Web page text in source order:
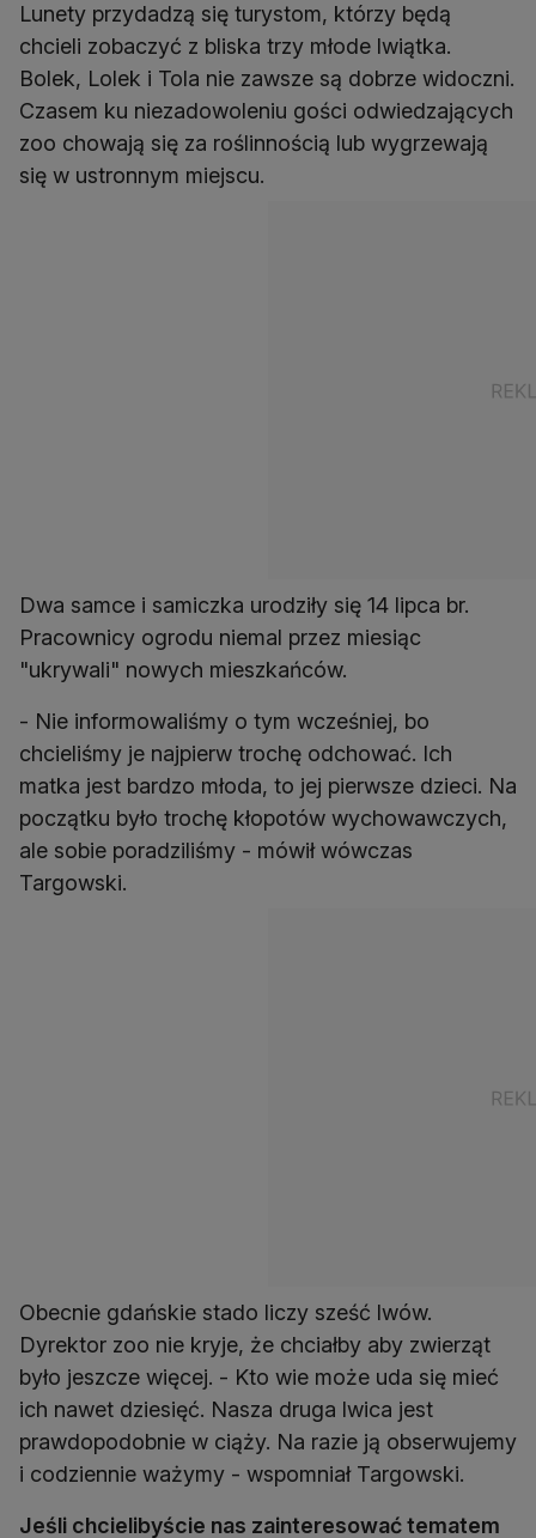
Lunety przydadzą się turystom, którzy będą
chcieli zobaczyć z bliska trzy młode lwiątka.
Bolek, Lolek i Tola nie zawsze są dobrze widoczni.
Czasem ku niezadowoleniu gości odwiedzających
zoo chowają się za roślinnością lub wygrzewają
się w ustronnym miejscu.
Dwa samce i samiczka urodziły się 14 lipca br.
Pracownicy ogrodu niemal przez miesiąc
"ukrywali" nowych mieszkańców.
- Nie informowaliśmy o tym wcześniej, bo
chcieliśmy je najpierw trochę odchować. Ich
matka jest bardzo młoda, to jej pierwsze dzieci. Na
początku było trochę kłopotów wychowawczych,
ale sobie poradziliśmy - mówił wówczas
Targowski.
Obecnie gdańskie stado liczy sześć lwów.
Dyrektor zoo nie kryje, że chciałby aby zwierząt
było jeszcze więcej. - Kto wie może uda się mieć
ich nawet dziesięć. Nasza druga lwica jest
prawdopodobnie w ciąży. Na razie ją obserwujemy
i codziennie ważymy - wspomniał Targowski.
Jeśli chcielibyście nas zainteresować tematem